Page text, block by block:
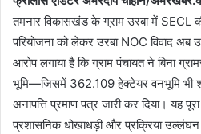
तमनार विकासखंड के ग्राम उरबा में SECL
परियोजना को लेकर उरबा NOC विवाद अब
आरोप लगाया है कि ग्राम पंचायत ने बिना
भूमि—जिसमें 362.109 हेक्टेयर वनभूमि भी
अनापत्ति प्रमाण पत्र जारी कर दिया। यह
प्रशासनिक धोखाधड़ी और प्रक्रिया